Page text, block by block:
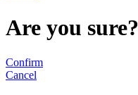
Are you sure?
Confirm
Cancel